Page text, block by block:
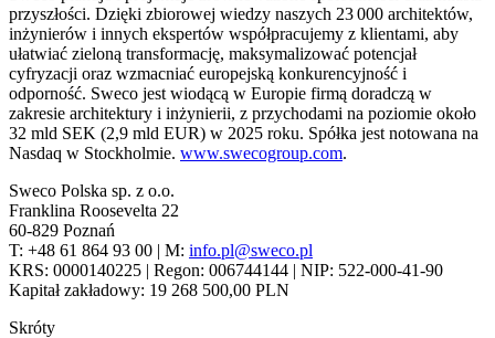
przyszłości. Dzięki zbiorowej wiedzy naszych 23 000 architektów,
inżynierów i innych ekspertów współpracujemy z klientami, aby
ułatwiać zieloną transformację, maksymalizować potencjał
cyfryzacji oraz wzmacniać europejską konkurencyjność i
odporność. Sweco jest wiodącą w Europie firmą doradczą w
zakresie architektury i inżynierii, z przychodami na poziomie około
32 mld SEK (2,9 mld EUR) w 2025 roku. Spółka jest notowana na
Nasdaq w Stockholmie. www.swecogroup.com.
Sweco Polska sp. z o.o.
Franklina Roosevelta 22
60-829 Poznań
T: +48 61 864 93 00 | M: info.pl@sweco.pl
KRS: 0000140225 | Regon: 006744144 | NIP: 522-000-41-90
Kapitał zakładowy: 19 268 500,00 PLN
Skróty